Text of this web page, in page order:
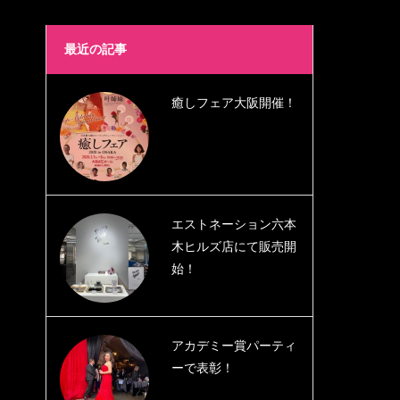
最近の記事
癒しフェア大阪開催！
エストネーション六本
木ヒルズ店にて販売開
始！
アカデミー賞パーティ
ーで表彰！